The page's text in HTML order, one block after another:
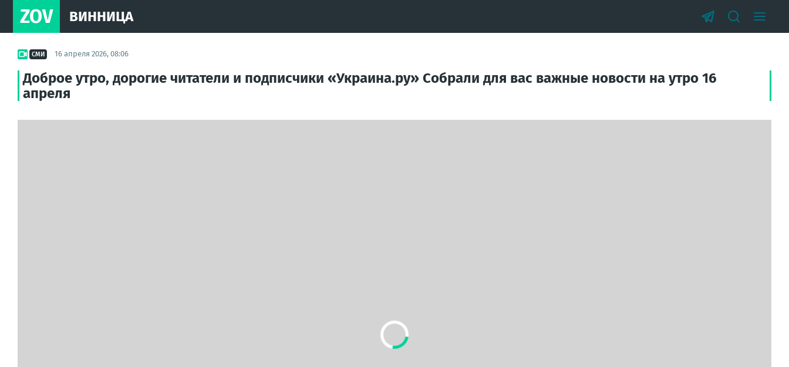
ZOV ВИННИЦА
СМИ 16 апреля 2026, 08:06
Доброе утро, дорогие читатели и подписчики «Украина.ру» Собрали для вас важные новости на утро 16
апреля